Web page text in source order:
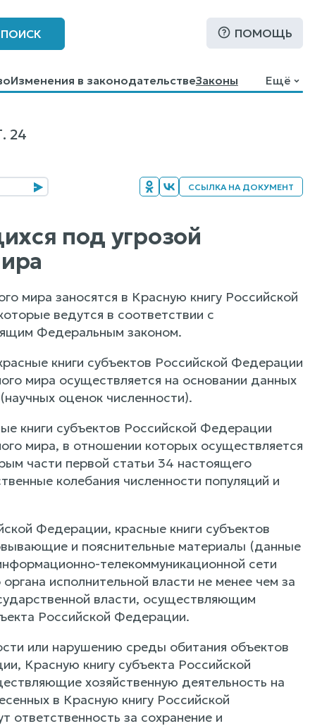
ПОИСК ПОМОЩЬ
Изменения в законодательствеЗаконы
Ещё
24
ССЫЛКА НА ДОКУМЕНТ
под угрозой
мира заносятся в Красную книгу Российской
ведутся в соответствии с
Федеральным законом.
книги субъектов Российской Федерации
мира осуществляется на основании данных
оценок численности).
книги субъектов Российской Федерации
мира, в отношении которых осуществляется
части первой статьи 34 настоящего
колебания численности популяций и
Федерации, красные книги субъектов
и пояснительные материалы (данные
телекоммуникационной сети
исполнительной власти не менее чем за
власти, осуществляющим
Российской Федерации.
или нарушению среды обитания объектов
Красную книгу субъекта Российской
хозяйственную деятельность на
в Красную книгу Российской
за сохранение и